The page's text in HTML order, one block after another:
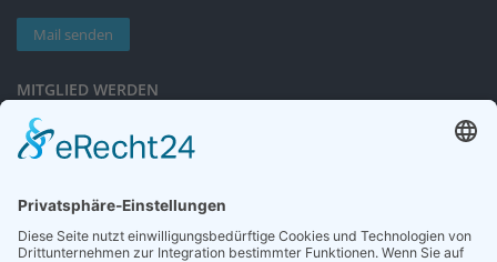
Mail senden
MITGLIED WERDEN
Sieben gute Gründe
für Ihre Mitgliedschaft